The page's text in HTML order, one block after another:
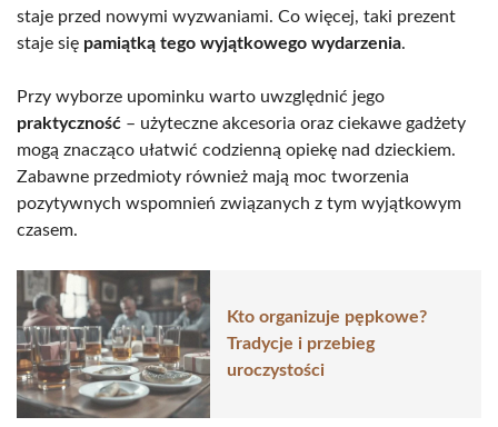
staje przed nowymi wyzwaniami. Co więcej, taki prezent
staje się pamiątką tego wyjątkowego wydarzenia.
Przy wyborze upominku warto uwzględnić jego
praktyczność – użyteczne akcesoria oraz ciekawe gadżety
mogą znacząco ułatwić codzienną opiekę nad dzieckiem.
Zabawne przedmioty również mają moc tworzenia
pozytywnych wspomnień związanych z tym wyjątkowym
czasem.
Kto organizuje pępkowe?
Tradycje i przebieg
uroczystości